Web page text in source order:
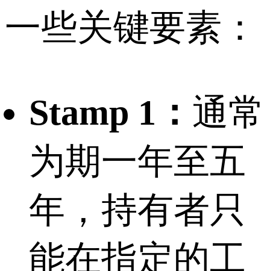
一些关键要素：
Stamp 1： 通常
为期一年至五
年，持有者只
能在指定的工